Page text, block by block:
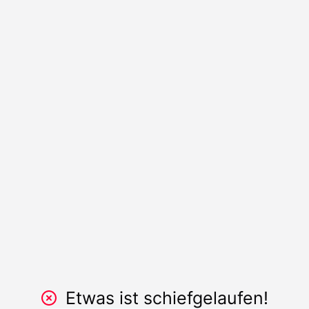
Etwas ist schiefgelaufen!